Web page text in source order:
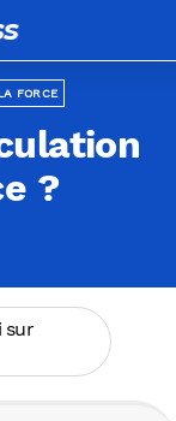
FORCE
?
sur